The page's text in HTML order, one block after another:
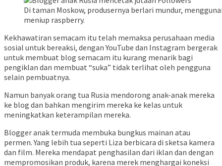
Di taman Moskow, produsernya berlari mundur,
meniup raspberry.
Kekhawatiran semacam itu telah memaksa perusahaan media
sosial untuk bereaksi, dengan YouTube dan Instagram bergerak
untuk membuat blog semacam itu kurang menarik bagi
pengiklan dan membuat “suka” tidak terlihat oleh pengguna
selain pembuatnya.
Namun banyak orang tua Rusia mendorong anak-anak mereka
ke blog dan bahkan mengirim mereka ke kelas untuk
meningkatkan keterampilan mereka.
Blogger anak termuda membuka bungkus mainan atau
permen. Yang lebih tua seperti Liza berbicara di sketsa kamera
dan film. Mereka mendapat penghasilan dari iklan dan dengan
mempromosikan produk, karena merek menghargai koneksi